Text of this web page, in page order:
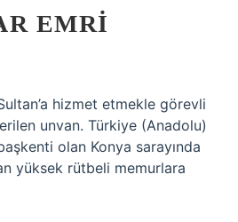
EMRI
hizmet etmekle görevli
unvan. Türkiye (Anadolu)
olan Konya sarayında
yüksek rütbeli memurlara